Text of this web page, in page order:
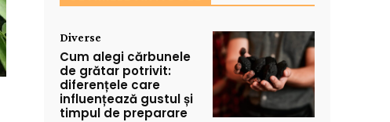
Diverse
Cum alegi cărbunele
de grătar potrivit:
diferențele care
influențează gustul și
timpul de preparare